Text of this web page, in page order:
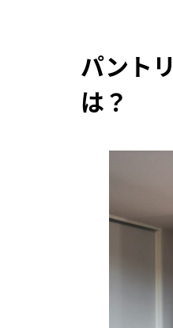
パント
は？